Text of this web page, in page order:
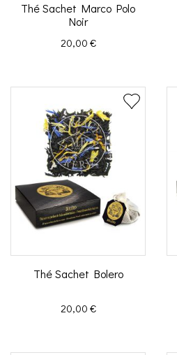
Thé Sachet Marco Polo
Noir
Prix
20,00 €
Thé Sachet Bolero
Prix
20,00 €